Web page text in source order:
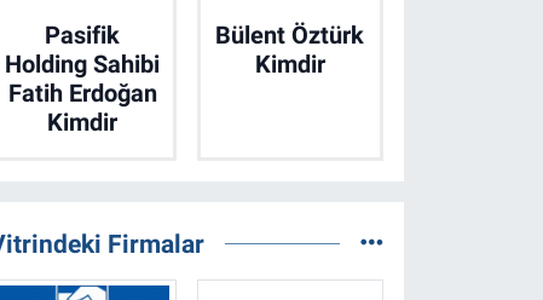
Pasifik
Holding Sahibi
Fatih Erdoğan
Kimdir
Bülent Öztürk
Kimdir
Firmalar